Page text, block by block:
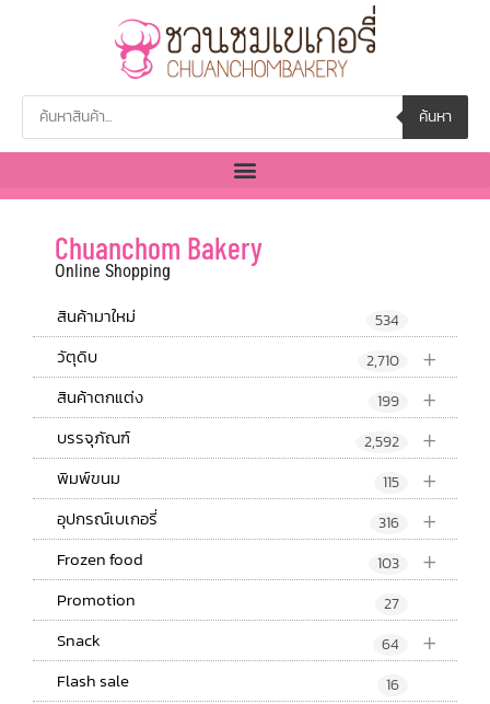
ค้นหา
Chuanchom Bakery
Online Shopping
สินค้ามาใหม่ 534
+
วัตุดิบ 2,710
+
สินค้าตกแต่ง 199
+
บรรจุภัณฑ์ 2,592
+
พิมพ์ขนม 115
+
อุปกรณ์เบเกอรี่ 316
+
Frozen food 103
Promotion 27
+
Snack 64
Flash sale 16